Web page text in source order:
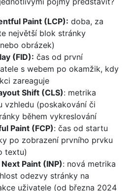
Paint (LCP): doba, za
největší blok stránky
obrázek)
(FID): čas od první
s webem po okamžik, kdy
zareaguje
Shift (CLS): metrika
vzhledu (poskakování či
během vykreslování
Paint (FCP): čas od startu
po zobrazení prvního prvku
textu)
Paint (INP): nová metrika
odezvy stránky na
uživatele (od března 2024